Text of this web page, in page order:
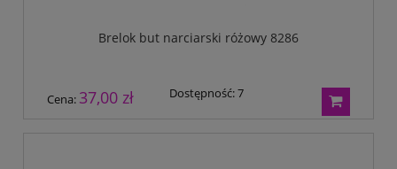
Brelok but narciarski różowy 8286
Cena: 37,00 zł Dostępność:7